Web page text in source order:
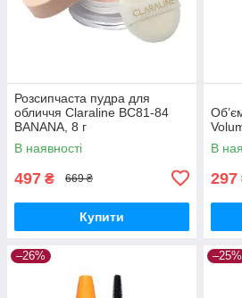
Розсипчаста пудра для
обличчя Claraline BC81-84
BANANA, 8 г
В наявності
497 ₴ 669 ₴
Купити
В
297
–26% –25%